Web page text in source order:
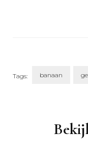
Tags: banaan
Navigation